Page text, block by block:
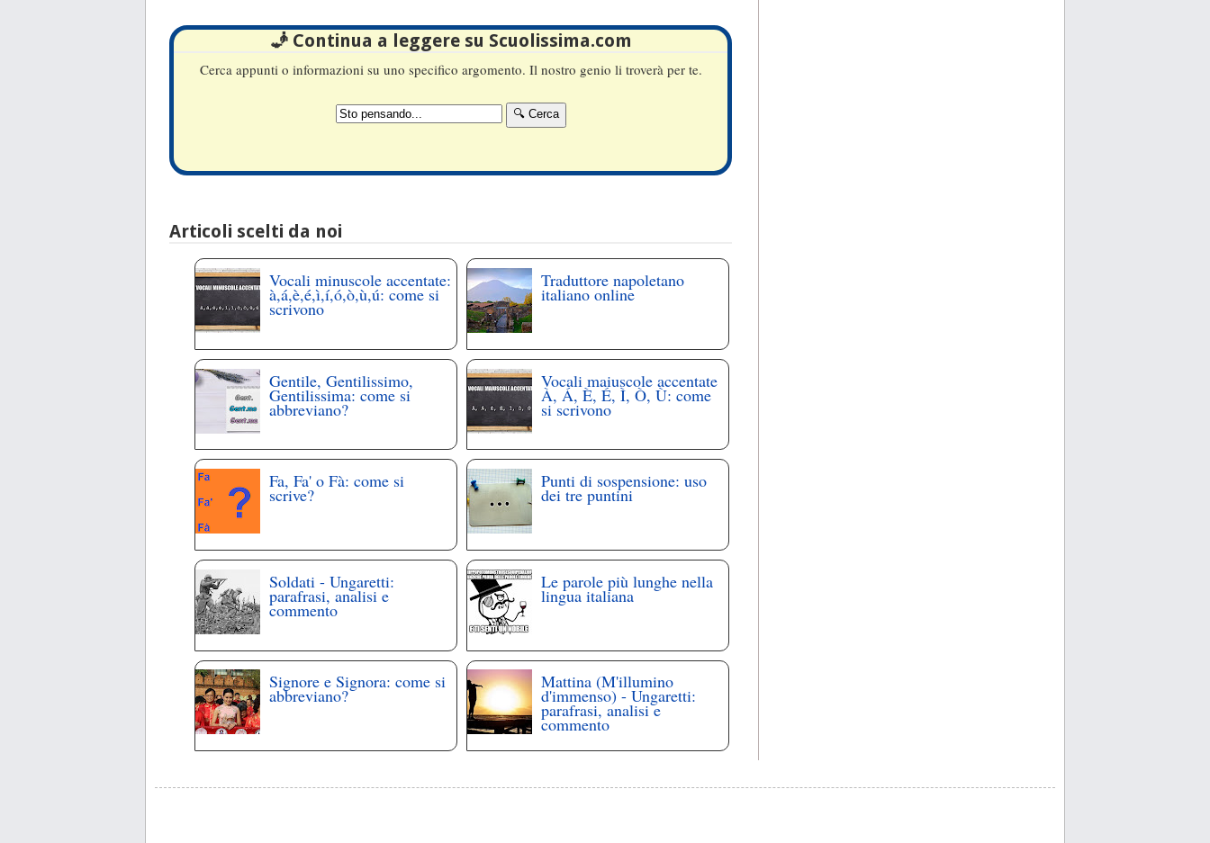
🧞 Continua a leggere su Scuolissima.com
Cerca appunti o informazioni su uno specifico argomento. Il nostro genio li troverà per te.
Articoli scelti da noi
Vocali minuscole accentate:
à,á,è,é,ì,í,ó,ò,ù,ú: come si
scrivono
Traduttore napoletano
italiano online
Gentile, Gentilissimo,
Gentilissima: come si
abbreviano?
Vocali maiuscole accentate
À, Á, È, É, Ì, Ò, Ù: come
si scrivono
Fa, Fa' o Fà: come si
scrive?
Punti di sospensione: uso
dei tre puntini
Soldati - Ungaretti:
parafrasi, analisi e
commento
Le parole più lunghe nella
lingua italiana
Signore e Signora: come si
abbreviano?
Mattina (M'illumino
d'immenso) - Ungaretti:
parafrasi, analisi e
commento